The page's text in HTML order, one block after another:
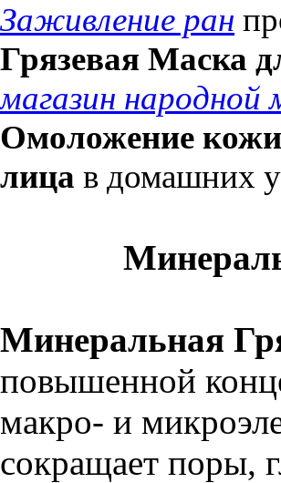
Заживление ран
Грязевая Маска
магазин народной
Омоложение
лица в домашних
Минеральная
повышенной
макро- и
сокращает поры,